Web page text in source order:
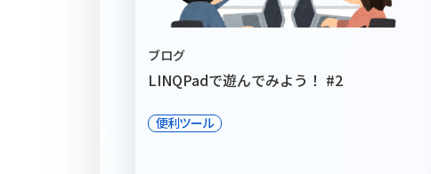
ブログ
LINQPadで遊んでみよう！ #2
便利ツール